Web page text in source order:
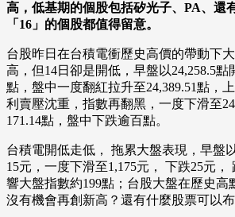
高，低基期的個股包括矽光子、PA、還
「16」的個股都值得留意。
台股昨日在台積電衝歷史高價的帶動下
高，但14日卻是開低，早盤以24,258.5點
點，盤中一度翻紅拉升至24,389.51點，
利賣壓沈重，指數再翻黑，一度下滑至
171.14點，盤中下跌逾百點。
台積電開低走低， 拖累大盤表現，早盤
15元，一度下滑至1,175元， 下跌25元，
響大盤指數約199點；台股大盤在歷史高
沒有機會再創新高？還有什麼股票可以布